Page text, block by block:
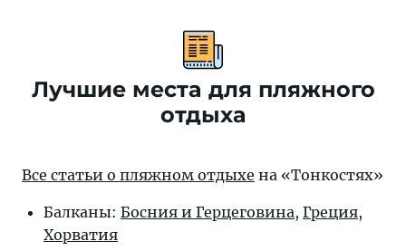
Лучшие места для пляжного
отдыха
Все статьи о пляжном отдыхе на «Тонкостях»
Балканы: Босния и Герцеговина, Греция,
Хорватия